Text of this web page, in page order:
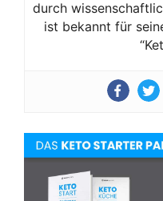
durch
ist bekannt für